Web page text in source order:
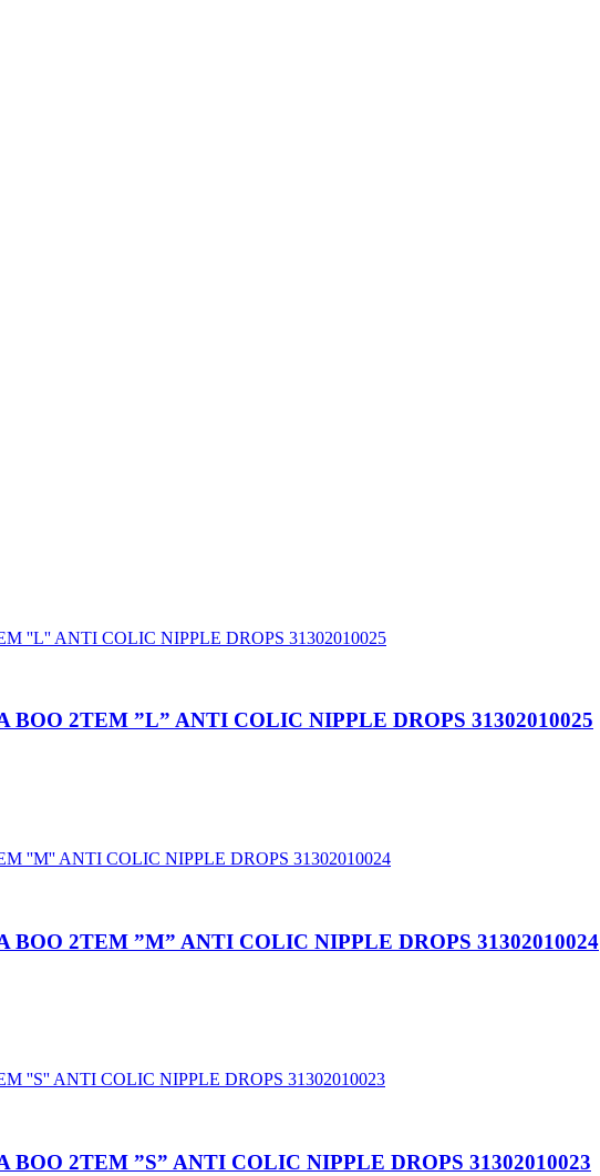
2TEM ”L” ANTI COLIC NIPPLE DROPS 31302010025
2TEM ”M” ANTI COLIC NIPPLE DROPS 31302010024
2TEM ”S” ANTI COLIC NIPPLE DROPS 31302010023